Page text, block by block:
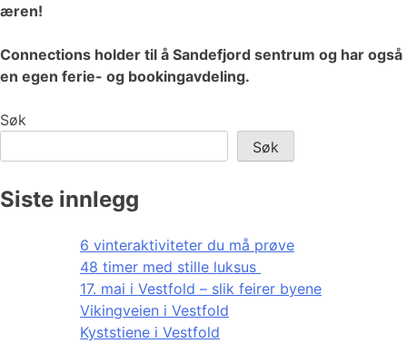
æren!
Connections holder til å Sandefjord sentrum og har også
en egen ferie- og bookingavdeling.
Søk
Søk
Siste innlegg
6 vinteraktiviteter du må prøve
48 timer med stille luksus
17. mai i Vestfold – slik feirer byene
Vikingveien i Vestfold
Kyststiene i Vestfold